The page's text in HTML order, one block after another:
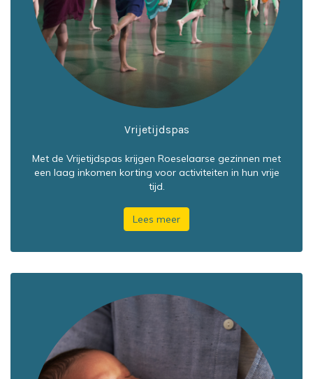
Vrijetijdspas
Met de Vrijetijdspas krijgen Roeselaarse gezinnen met
een laag inkomen korting voor activiteiten in hun vrije
tijd.
Lees meer